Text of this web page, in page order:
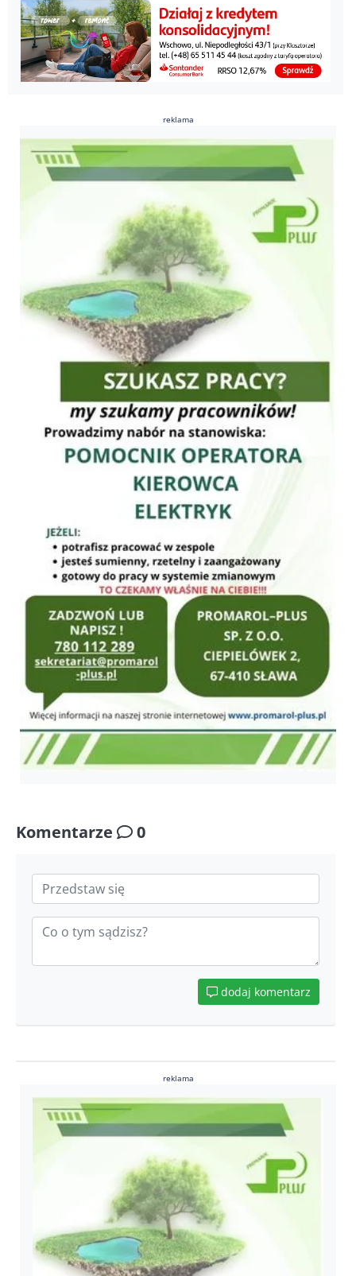
reklama
Komentarze 0
dodaj komentarz
reklama